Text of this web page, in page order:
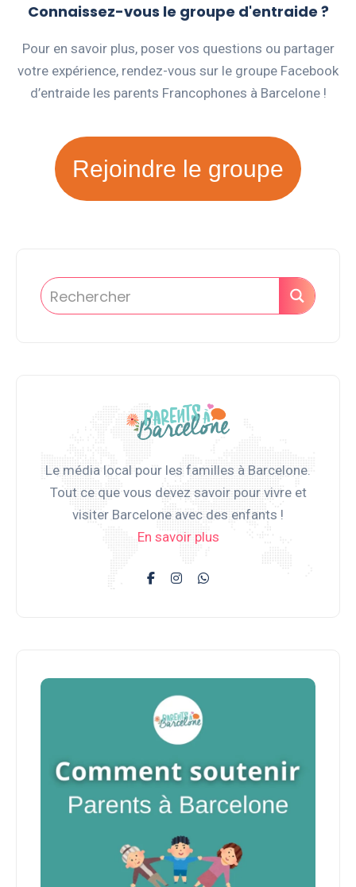
Connaissez-vous le groupe d'entraide ?
Pour en savoir plus, poser vos questions ou partager
votre expérience, rendez-vous sur le groupe Facebook
d’entraide les parents Francophones à Barcelone !
Rejoindre le groupe
Le média local pour les familles à Barcelone.
Tout ce que vous devez savoir pour vivre et
visiter Barcelone avec des enfants !
En savoir plus